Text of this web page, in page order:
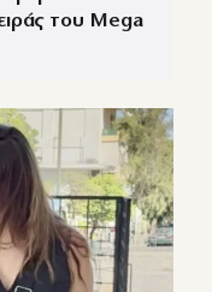
του Mega